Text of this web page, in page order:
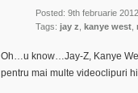
Posted: 9th februarie
Tags: jay z kanye west
Oh…u know…Jay-Z, Kanye
pentru mai multe videoclipuri